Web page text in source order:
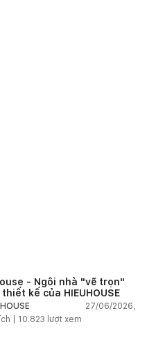
- Ngôi nhà "vẽ trọn"
kế của HIEUHOUSE
27/06/2026,
| 10.823 lượt xem